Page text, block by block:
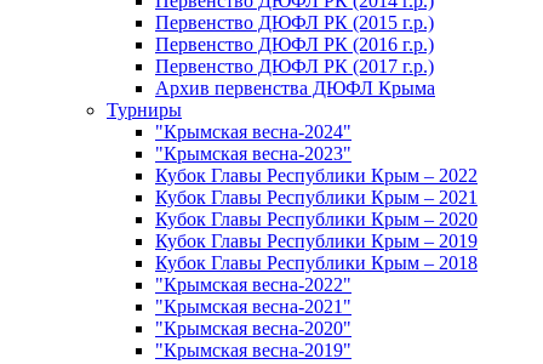
Первенство ДЮФЛ РК (2015 г.р.)
Первенство ДЮФЛ РК (2016 г.р.)
Первенство ДЮФЛ РК (2017 г.р.)
Архив первенства ДЮФЛ Крыма
Турниры
"Крымская весна-2024"
"Крымская весна-2023"
Кубок Главы Республики Крым – 2022
Кубок Главы Республики Крым – 2021
Кубок Главы Республики Крым – 2020
Кубок Главы Республики Крым – 2019
Кубок Главы Республики Крым – 2018
"Крымская весна-2022"
"Крымская весна-2021"
"Крымская весна-2020"
"Крымская весна-2019"